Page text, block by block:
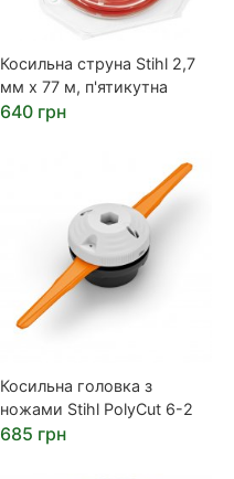
Косильна струна Stihl 2,7
мм х 77 м, п'ятикутна
640 грн
Косильна головка з
ножами Stihl PolyCut 6-2
685 грн